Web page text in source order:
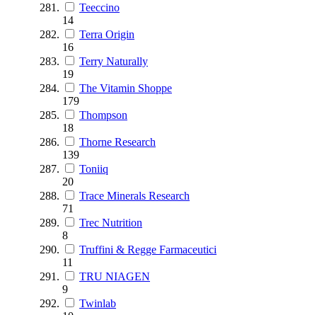
Teeccino
14
Terra Origin
16
Terry Naturally
19
The Vitamin Shoppe
179
Thompson
18
Thorne Research
139
Toniiq
20
Trace Minerals Research
71
Trec Nutrition
8
Truffini & Regge Farmaceutici
11
TRU NIAGEN
9
Twinlab